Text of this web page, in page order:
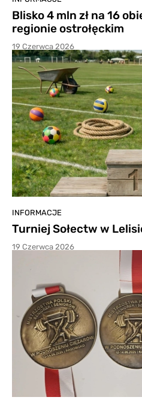
Blisko 4 mln zł na 16
regionie ostrołęckim
19 Czerwca 2026
INFORMACJE
Turniej Sołectw w
19 Czerwca 2026